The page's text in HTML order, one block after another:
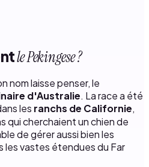
le Pekingese ?
nom laisse penser, le
d'Australie. La race a été
les ranchs de Californie,
qui cherchaient un chien de
de gérer aussi bien les
les vastes étendues du Far